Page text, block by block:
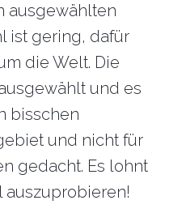
ausgewählten
ist gering, dafür
die Welt. Die
und es
bisschen
und nicht für
gedacht. Es lohnt
auszuprobieren!